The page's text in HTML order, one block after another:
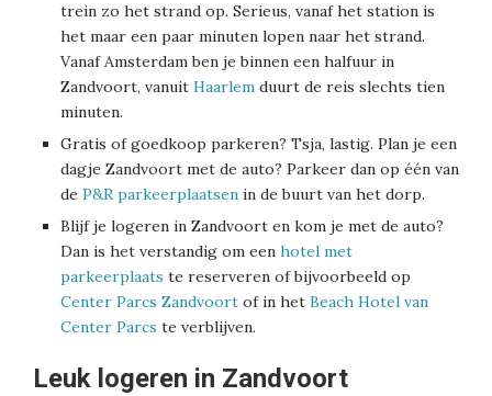
trein zo het strand op. Serieus, vanaf het station is
het maar een paar minuten lopen naar het strand.
Vanaf Amsterdam ben je binnen een halfuur in
Zandvoort, vanuit Haarlem duurt de reis slechts tien
minuten.
Gratis of goedkoop parkeren? Tsja, lastig. Plan je een
dagje Zandvoort met de auto? Parkeer dan op één van
de P&R parkeerplaatsen in de buurt van het dorp.
Blijf je logeren in Zandvoort en kom je met de auto?
Dan is het verstandig om een hotel met
parkeerplaats te reserveren of bijvoorbeeld op
Center Parcs Zandvoort of in het Beach Hotel van
Center Parcs te verblijven.
Leuk logeren in Zandvoort